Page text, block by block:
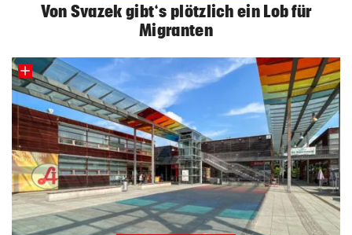
Von Svazek gibt‘s plötzlich ein Lob für
Migranten